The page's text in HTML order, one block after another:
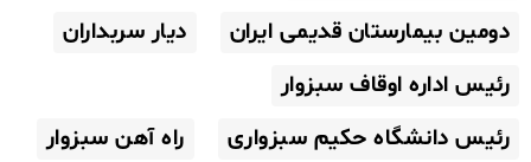
دومین بیمارستان قدیمی ایران
دیار سربداران
رئیس اداره اوقاف سبزوار
رئیس دانشگاه حکیم سبزواری
راه آهن سبزوار